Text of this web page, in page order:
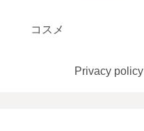
コスメ
Privacy policy